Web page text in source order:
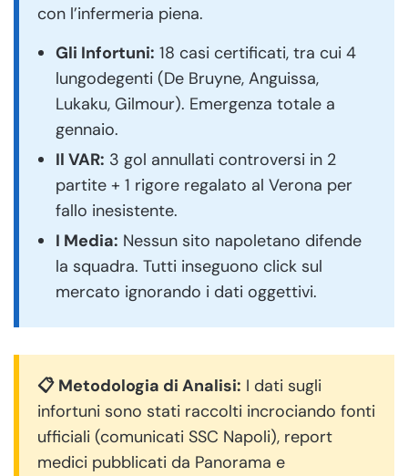
con l’infermeria piena.
Gli Infortuni: 18 casi certificati, tra cui 4
lungodegenti (De Bruyne, Anguissa,
Lukaku, Gilmour). Emergenza totale a
gennaio.
Il VAR: 3 gol annullati controversi in 2
partite + 1 rigore regalato al Verona per
fallo inesistente.
I Media: Nessun sito napoletano difende
la squadra. Tutti inseguono click sul
mercato ignorando i dati oggettivi.
📋 Metodologia di Analisi: I dati sugli
infortuni sono stati raccolti incrociando fonti
ufficiali (comunicati SSC Napoli), report
medici pubblicati da Panorama e